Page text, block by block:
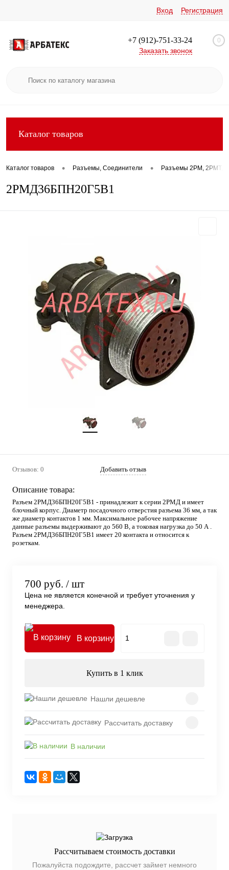
Вход Регистрация
+7 (912)-751-33-24
Заказать звонок
0
Каталог товаров
Каталог товаров • Разъемы, Соединители • Разъемы 2РМ, 2РМТ,
2РМД36БПН20Г5В1
Отзывов: 0 Добавить отзыв
Описание товара:
Разъем 2РМД36БПН20Г5В1 - принадлежит к серии 2РМД и имеет
блочный корпус. Диаметр посадочного отверстия разъема 36 мм, а так
же диаметр контактов 1 мм. Максимальное рабочее напряжение
данные разъемы выдерживают до 560 В, а токовая нагрузка до 50 А .
Разъем 2РМД36БПН20Г5В1 имеет 20 контакта и относится к
розеткам.
700 руб. / шт
Цена не является конечной и требует уточнения у
менеджера.
В корзину
Купить в 1 клик
Нашли дешевле
Рассчитать доставку
В наличии
Рассчитываем стоимость доставки
Пожалуйста подождите, рассчет займет немного